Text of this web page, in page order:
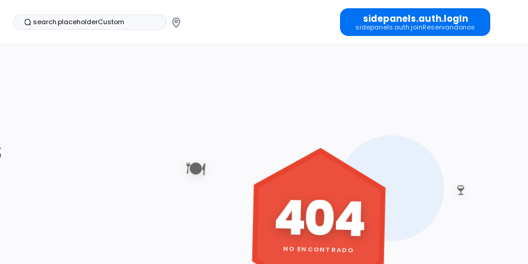
search.placeholderCustom sidepanels.auth.logIn
sidepanels.auth.joinReservandonos
🍽️
🍷
404
NO ENCONTRADO